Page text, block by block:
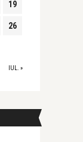
IUL. »
19
26